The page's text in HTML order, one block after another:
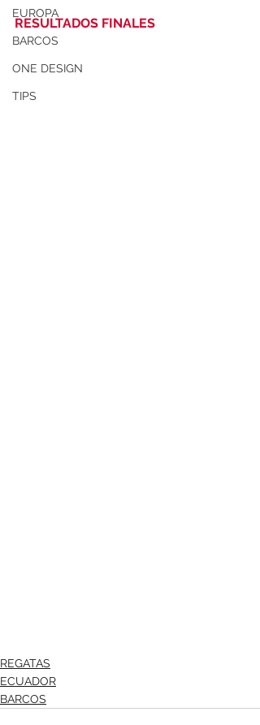
EUROPA
BARCOS
ONE DESIGN
TIPS
RESULTADOS FINALES
REGATAS
ECUADOR
BARCOS